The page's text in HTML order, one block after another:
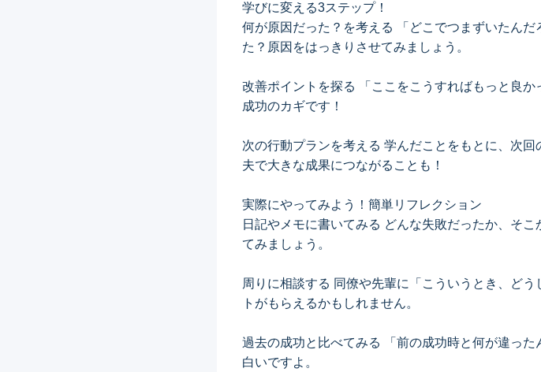
学びに変える3ステップ！
何が原因だった？を考える 「どこでつまずいたん
た？原因をはっきりさせてみましょう。
改善ポイントを探る 「ここをこうすればもっと良
成功のカギです！
次の行動プランを考える 学んだことをもとに、次
夫で大きな成果につながることも！
実際にやってみよう！簡単リフレクション
日記やメモに書いてみる どんな失敗だったか、そ
てみましょう。
周りに相談する 同僚や先輩に「こういうとき、ど
トがもらえるかもしれません。
過去の成功と比べてみる 「前の成功時と何が違っ
白いですよ。